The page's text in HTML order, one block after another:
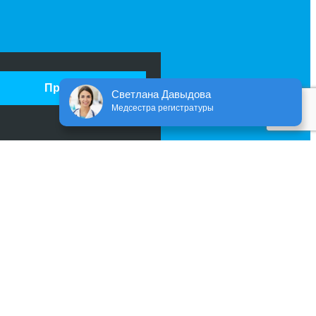
Принять
Светлана Давыдова
Медсестра регистратуры